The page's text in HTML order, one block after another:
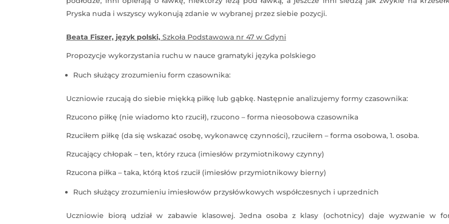
Pryska nuda i wszyscy wykonują zdanie w wybranej przez siebie pozycji.
Beata Fiszer, język polski, Szkoła Podstawowa nr 47 w Gdyni
Propozycje wykorzystania ruchu w nauce gramatyki języka polskiego
Ruch służący zrozumieniu form czasownika:
Uczniowie rzucają do siebie miękką piłkę lub gąbkę. Następnie analizujemy formy czasownika:
Rzucono piłkę (nie wiadomo kto rzucił), rzucono – forma nieosobowa czasownika
Rzuciłem piłkę (da się wskazać osobę, wykonawcę czynności), rzuciłem – forma osobowa, 1. osoba.
Rzucający chłopak – ten, który rzuca (imiesłów przymiotnikowy czynny)
Rzucona piłka – taka, którą ktoś rzucił (imiesłów przymiotnikowy bierny)
Ruch służący zrozumieniu imiesłowów przysłówkowych współczesnych i uprzednich
Uczniowie biorą udział w zabawie klasowej. Jedna osoba z klasy (ochotnicy) daje wyzwanie w